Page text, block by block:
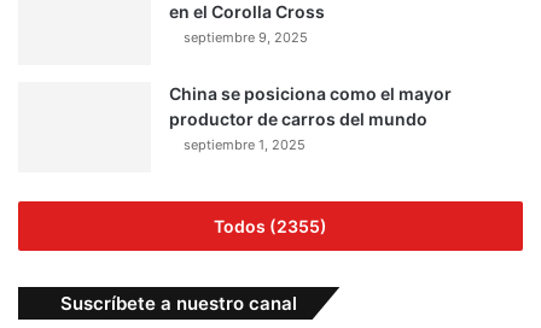
en el Corolla Cross
septiembre 9, 2025
China se posiciona como el mayor
productor de carros del mundo
septiembre 1, 2025
Todos (2355)
Suscríbete a nuestro canal